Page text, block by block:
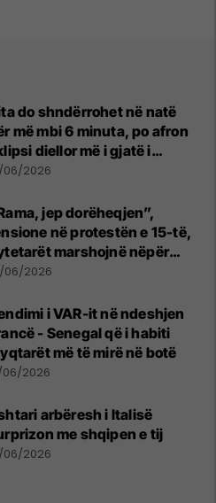
do shndërrohet në natë
më mbi 6 minuta, po afron
diellor më i gjatë i
të 21-të
06/2026
jep dorëheqjen”,
në protestën e 15-të,
marshojnë nëpër
06/2026
i VAR-it në ndeshjen
- Senegal që i habiti
më të mirë në botë
06/2026
arbëresh i Italisë
me shqipen e tij
06/2026